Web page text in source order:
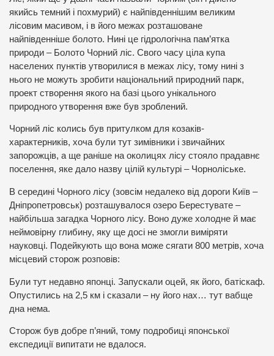
якийсь темний і похмурий) є найпівденнішим великим
лісовим масивом, і в його межах розташоване
найпівденніше болото. Нині це гідрологічна пам’ятка
природи – Болото Чорний ліс. Свого часу ціла купа
населених пунктів утворилися в межах лісу, тому нині з
нього не можуть зробити національний природний парк,
проект створення якого на базі цього унікального
природного утворення вже був зроблений.
Чорний ліс колись був притулком для козаків-
характерників, хоча були тут зимівники і звичайних
запорожців, а ще раніше на околицях лісу стояло прадавнє
поселення, яке дало назву цілій культурі – Чорноліське.
В середині Чорного лісу (зовсім недалеко від дороги Київ –
Дніпропетровськ) розташувалося озеро Берестувате –
найбільша загадка Чорного лісу. Воно дуже холодне й має
неймовірну глибину, яку ще досі не змогли виміряти
науковці. Подейкують що вона може сягати 800 метрів, хоча
місцевий сторож розповів:
Були тут недавно японці. Запускали оцей, як його, батіскаф.
Опустились на 2,5 км і сказали – ну його нах… тут вабще
дна нема.
Сторож був добре п’яний, тому подробиці японської
експедиції випитати не вдалося.